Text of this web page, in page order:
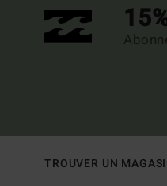
TROUVER UN